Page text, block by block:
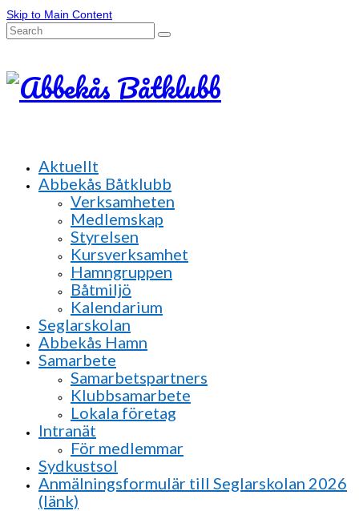
Skip to Main Content
Search
Aktuellt
Abbekås Båtklubb
Verksamheten
Medlemskap
Styrelsen
Kursverksamhet
Hamngruppen
Båtmiljö
Kalendarium
Seglarskolan
Abbekås Hamn
Samarbete
Samarbetspartners
Klubbsamarbete
Lokala företag
Intranät
För medlemmar
Sydkustsol
Anmälningsformulär till Seglarskolan 2026
(länk)